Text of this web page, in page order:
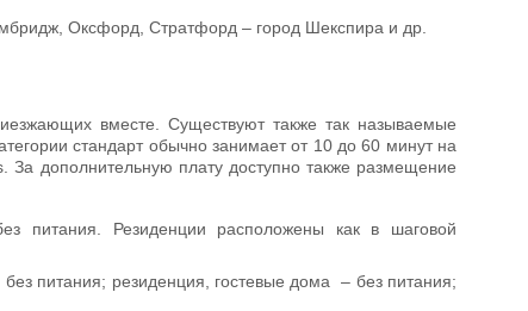
Оксфорд, Стратфорд – город Шекспира и др.
вместе. Существуют также так называемые
стандарт обычно занимает от 10 до 60 минут на
дополнительную плату доступно также размещение
питания. Резиденции расположены как в шаговой
питания; резиденция, гостевые дома – без питания;